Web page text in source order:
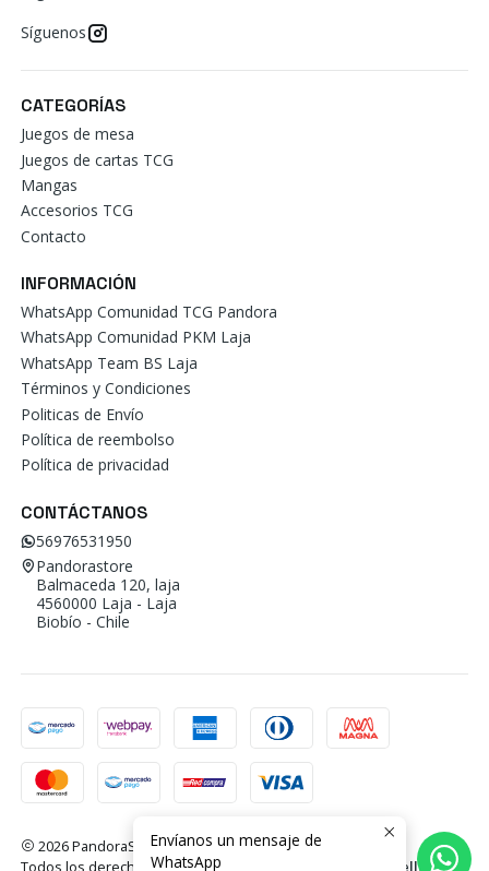
Síguenos
CATEGORÍAS
Juegos de mesa
Juegos de cartas TCG
Mangas
Accesorios TCG
Contacto
INFORMACIÓN
WhatsApp Comunidad TCG Pandora
WhatsApp Comunidad PKM Laja
WhatsApp Team BS Laja
Términos y Condiciones
Politicas de Envío
Política de reembolso
Política de privacidad
CONTÁCTANOS
56976531950
Pandorastore
Balmaceda 120, laja
4560000 Laja - Laja
Biobío - Chile
2026 PandoraStore.
Todos los derechos reservados.
Desarrollado por Jumpseller.
Envíanos un mensaje de
WhatsApp